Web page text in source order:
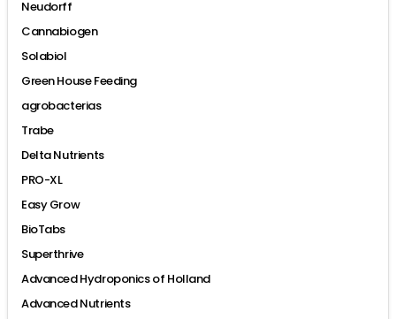
Neudorff
Cannabiogen
Solabiol
Green House Feeding
agrobacterias
Trabe
Delta Nutrients
PRO-XL
Easy Grow
BioTabs
Superthrive
Advanced Hydroponics of Holland
Advanced Nutrients